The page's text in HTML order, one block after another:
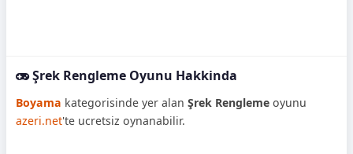
Şrek Rengleme Oyunu Hakkinda
Boyama kategorisinde yer alan Şrek Rengleme oyunu
azeri.net'te ucretsiz oynanabilir.